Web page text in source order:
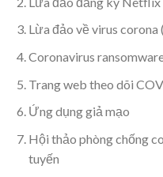
Lừa đảo về virus corona
Coronavirus
Trang web theo dõi
Ứng dụng giả mạo
Hội thảo phòng chống
tuyến